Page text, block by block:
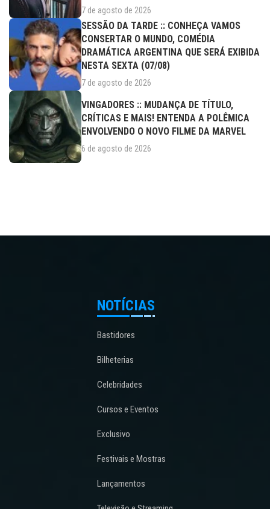
7 de agosto de 2026
SESSÃO DA TARDE :: CONHEÇA VAMOS
CONSERTAR O MUNDO, COMÉDIA
DRAMÁTICA ARGENTINA QUE SERÁ EXIBIDA
NESTA SEXTA (07/08)
7 de agosto de 2026
VINGADORES :: MUDANÇA DE TÍTULO,
CRÍTICAS E MAIS! ENTENDA A POLÊMICA
ENVOLVENDO O NOVO FILME DA MARVEL
6 de agosto de 2026
NOTÍCIAS
Bastidores
Bilheterias
Celebridades
Cursos e Eventos
Exclusivo
Festivais e Mostras
Lançamentos